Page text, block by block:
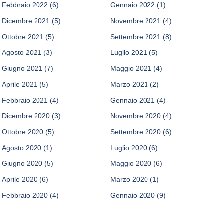
Febbraio 2022 (6) Gennaio 2022 (1)
Dicembre 2021 (5) Novembre 2021 (4)
Ottobre 2021 (5) Settembre 2021 (8)
Agosto 2021 (3) Luglio 2021 (5)
Giugno 2021 (7) Maggio 2021 (4)
Aprile 2021 (5) Marzo 2021 (2)
Febbraio 2021 (4) Gennaio 2021 (4)
Dicembre 2020 (3) Novembre 2020 (4)
Ottobre 2020 (5) Settembre 2020 (6)
Agosto 2020 (1) Luglio 2020 (6)
Giugno 2020 (5) Maggio 2020 (6)
Aprile 2020 (6) Marzo 2020 (1)
Febbraio 2020 (4) Gennaio 2020 (9)